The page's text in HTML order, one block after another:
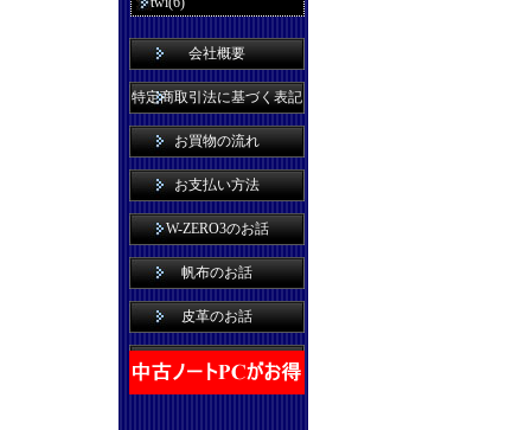
会社概要
特定商取引法に基づく表記
お買物の流れ
お支払い方法
W-ZERO3のお話
帆布のお話
皮革のお話